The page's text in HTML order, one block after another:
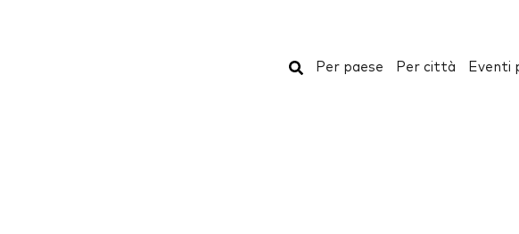
Cerca
Per paese Per città Eventi